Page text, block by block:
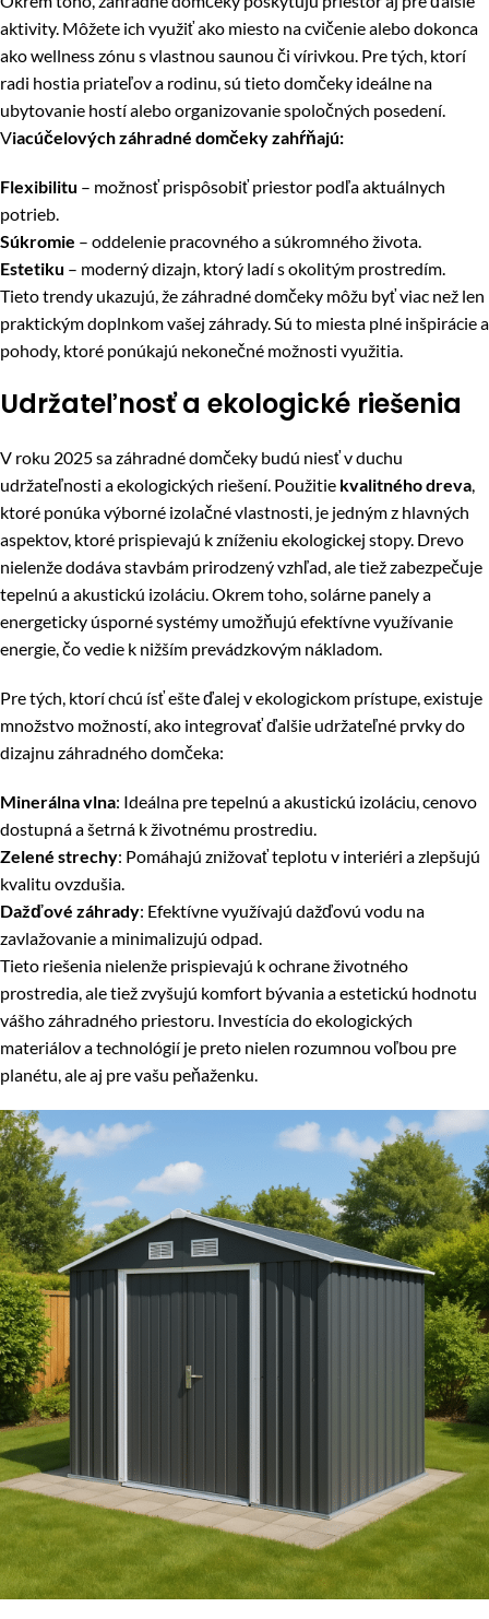
aktivity. Môžete ich využiť ako miesto na cvičenie alebo dokonca
ako wellness zónu s vlastnou saunou či vírivkou. Pre tých, ktorí
radi hostia priateľov a rodinu, sú tieto domčeky ideálne na
ubytovanie hostí alebo organizovanie spoločných posedení.
Viacúčelových záhradné domčeky zahŕňajú:
Flexibilitu – možnosť prispôsobiť priestor podľa aktuálnych
potrieb.
Súkromie – oddelenie pracovného a súkromného života.
Estetiku – moderný dizajn, ktorý ladí s okolitým prostredím.
Tieto trendy ukazujú, že záhradné domčeky môžu byť viac než len
praktickým doplnkom vašej záhrady. Sú to miesta plné inšpirácie a
pohody, ktoré ponúkajú nekonečné možnosti využitia.
Udržateľnosť a ekologické riešenia
V roku 2025 sa záhradné domčeky budú niesť v duchu
udržateľnosti a ekologických riešení. Použitie kvalitného dreva
ktoré ponúka výborné izolačné vlastnosti, je jedným z hlavných
aspektov, ktoré prispievajú k zníženiu ekologickej stopy. Drevo
nielenže dodáva stavbám prirodzený vzhľad, ale tiež zabezpečuje
tepelnú a akustickú izoláciu. Okrem toho, solárne panely a
energeticky úsporné systémy umožňujú efektívne využívanie
energie, čo vedie k nižším prevádzkovým nákladom.
Pre tých, ktorí chcú ísť ešte ďalej v ekologickom prístupe, existuje
množstvo možností, ako integrovať ďalšie udržateľné prvky do
dizajnu záhradného domčeka:
Minerálna vlna: Ideálna pre tepelnú a akustickú izoláciu, cenovo
dostupná a šetrná k životnému prostrediu.
Zelené strechy: Pomáhajú znižovať teplotu v interiéri a zlepšujú
kvalitu ovzdušia.
Dažďové záhrady: Efektívne využívajú dažďovú vodu na
zavlažovanie a minimalizujú odpad.
Tieto riešenia nielenže prispievajú k ochrane životného
prostredia, ale tiež zvyšujú komfort bývania a estetickú hodnotu
vášho záhradného priestoru. Investícia do ekologických
materiálov a technológií je preto nielen rozumnou voľbou pre
planétu, ale aj pre vašu peňaženku.